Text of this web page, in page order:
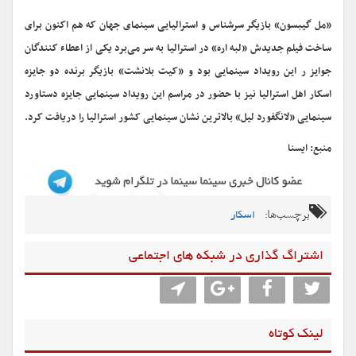
«مل گیبسون» بازیگر سرشناس و استرالیایی سینمای جهان که هم اکنون برای
ساخت فیلم جدیدش «لبه اره» در استرالیا به سر می‌برد یکی از اعطاء کنندگان
جوایز ر این رویداد سینمایی بود و «کیت بلانشت» بازیگر برنده دو جایزه
اسکار اهل استرالیا نیز با حضور در مراسم این رویداد سینمایی جایزه دستاورد
سینمایی «لانگفورد لیل» بالاترین نشان سینمایی کشور استرالیا را دریافت کرد.
منبع: ایسنا
برچسب‌ها: اسکار
اشتراگ گذاری در شبکه های اجتماعی
لینک کوتاه